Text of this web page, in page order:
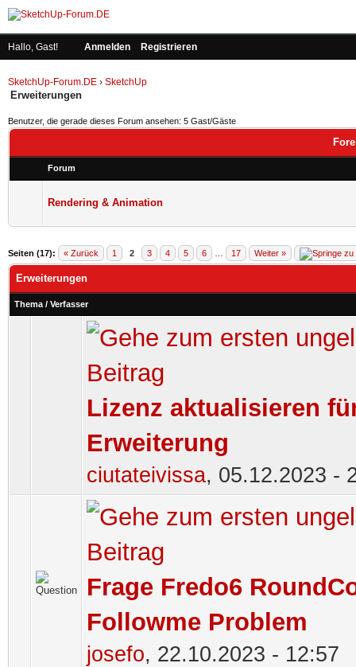
Hallo, Gast! Anmelden Registrieren
SketchUp-Forum.DE › SketchUp
Erweiterungen
Benutzer, die gerade dieses Forum ansehen: 5 Gast/Gäste
Forum
Rendering & Animation
Seiten (17): « Zurück 1 2 3 4 5 6 17 Weiter »
Erweiterungen
Thema / Verfasser
Lizenz aktualisieren
Erweiterung
ciutateivissa, 05.12.2023 -
Frage Fredo6
Followme Problem
josefo, 22.10.2023 - 12:57